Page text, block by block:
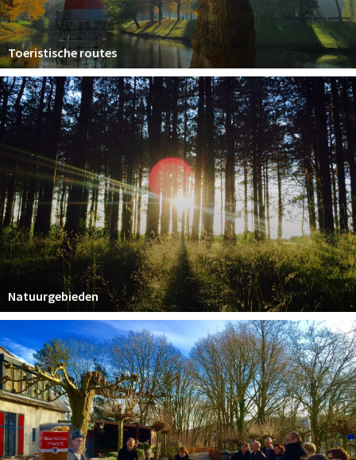
Toeristische routes
Natuurgebieden